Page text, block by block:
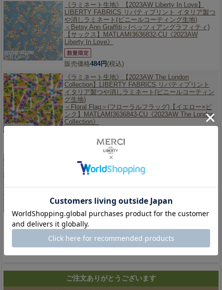
《ラミネート生地》【2023AW Liberty In Love】
LIBERTY FABRICS リバティプリント イタリア製つ
や消しラミネート(ビニールコーティング生地)
＜Betsy Ann Graffiti＞(ベッツィアングラフィティ)
【サックス】MATLAMI3636832-CU《2023AW
Liberty In Love》
販売価格484円(税込)
《ラミネート生地》【2023AW The London
Collection】 LIBERTY FABRICS リバティプリント
イタリア製つや消しラミネート(ビニールコーティン
グ生地)
＜Floral Flag＞(フローラルフラッグ)【イエロー×ピ
ンク】MATLAMI3636843-CU《2023AW The London
Collection》
484円(税込)
《ラミネート生地》【2023AW Liberty In Love】
LIBERTY FABRICS リバティプリント イタリア製つ
や消しラミネート(ビニールコーティング生地)
【パープル】MATLAMI3636832-BU《2023AW
品切れ中です
販売価格484円(税込)
1
ご注文ありがとうございます